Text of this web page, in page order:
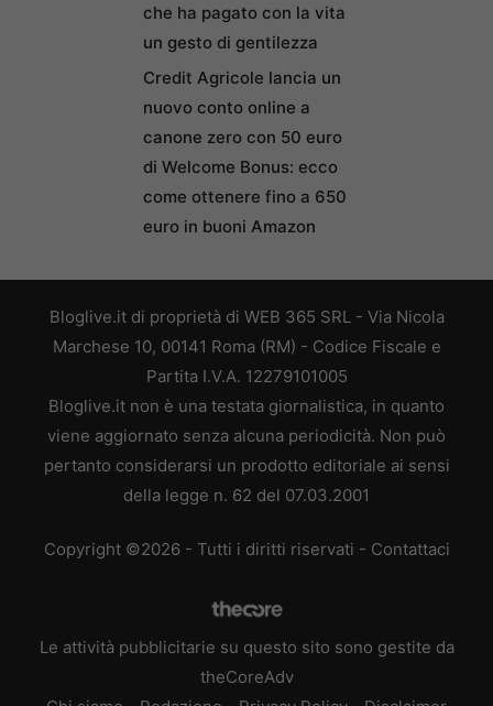
che ha pagato con la vita
un gesto di gentilezza
Credit Agricole lancia un
nuovo conto online a
canone zero con 50 euro
di Welcome Bonus: ecco
come ottenere fino a 650
euro in buoni Amazon
Bloglive.it di proprietà di WEB 365 SRL - Via Nicola
Marchese 10, 00141 Roma (RM) - Codice Fiscale e
Partita I.V.A. 12279101005
Bloglive.it non è una testata giornalistica, in quanto
viene aggiornato senza alcuna periodicità. Non può
pertanto considerarsi un prodotto editoriale ai sensi
della legge n. 62 del 07.03.2001
Copyright ©2026 - Tutti i diritti riservati - Contattaci
Le attività pubblicitarie su questo sito sono gestite da
theCoreAdv